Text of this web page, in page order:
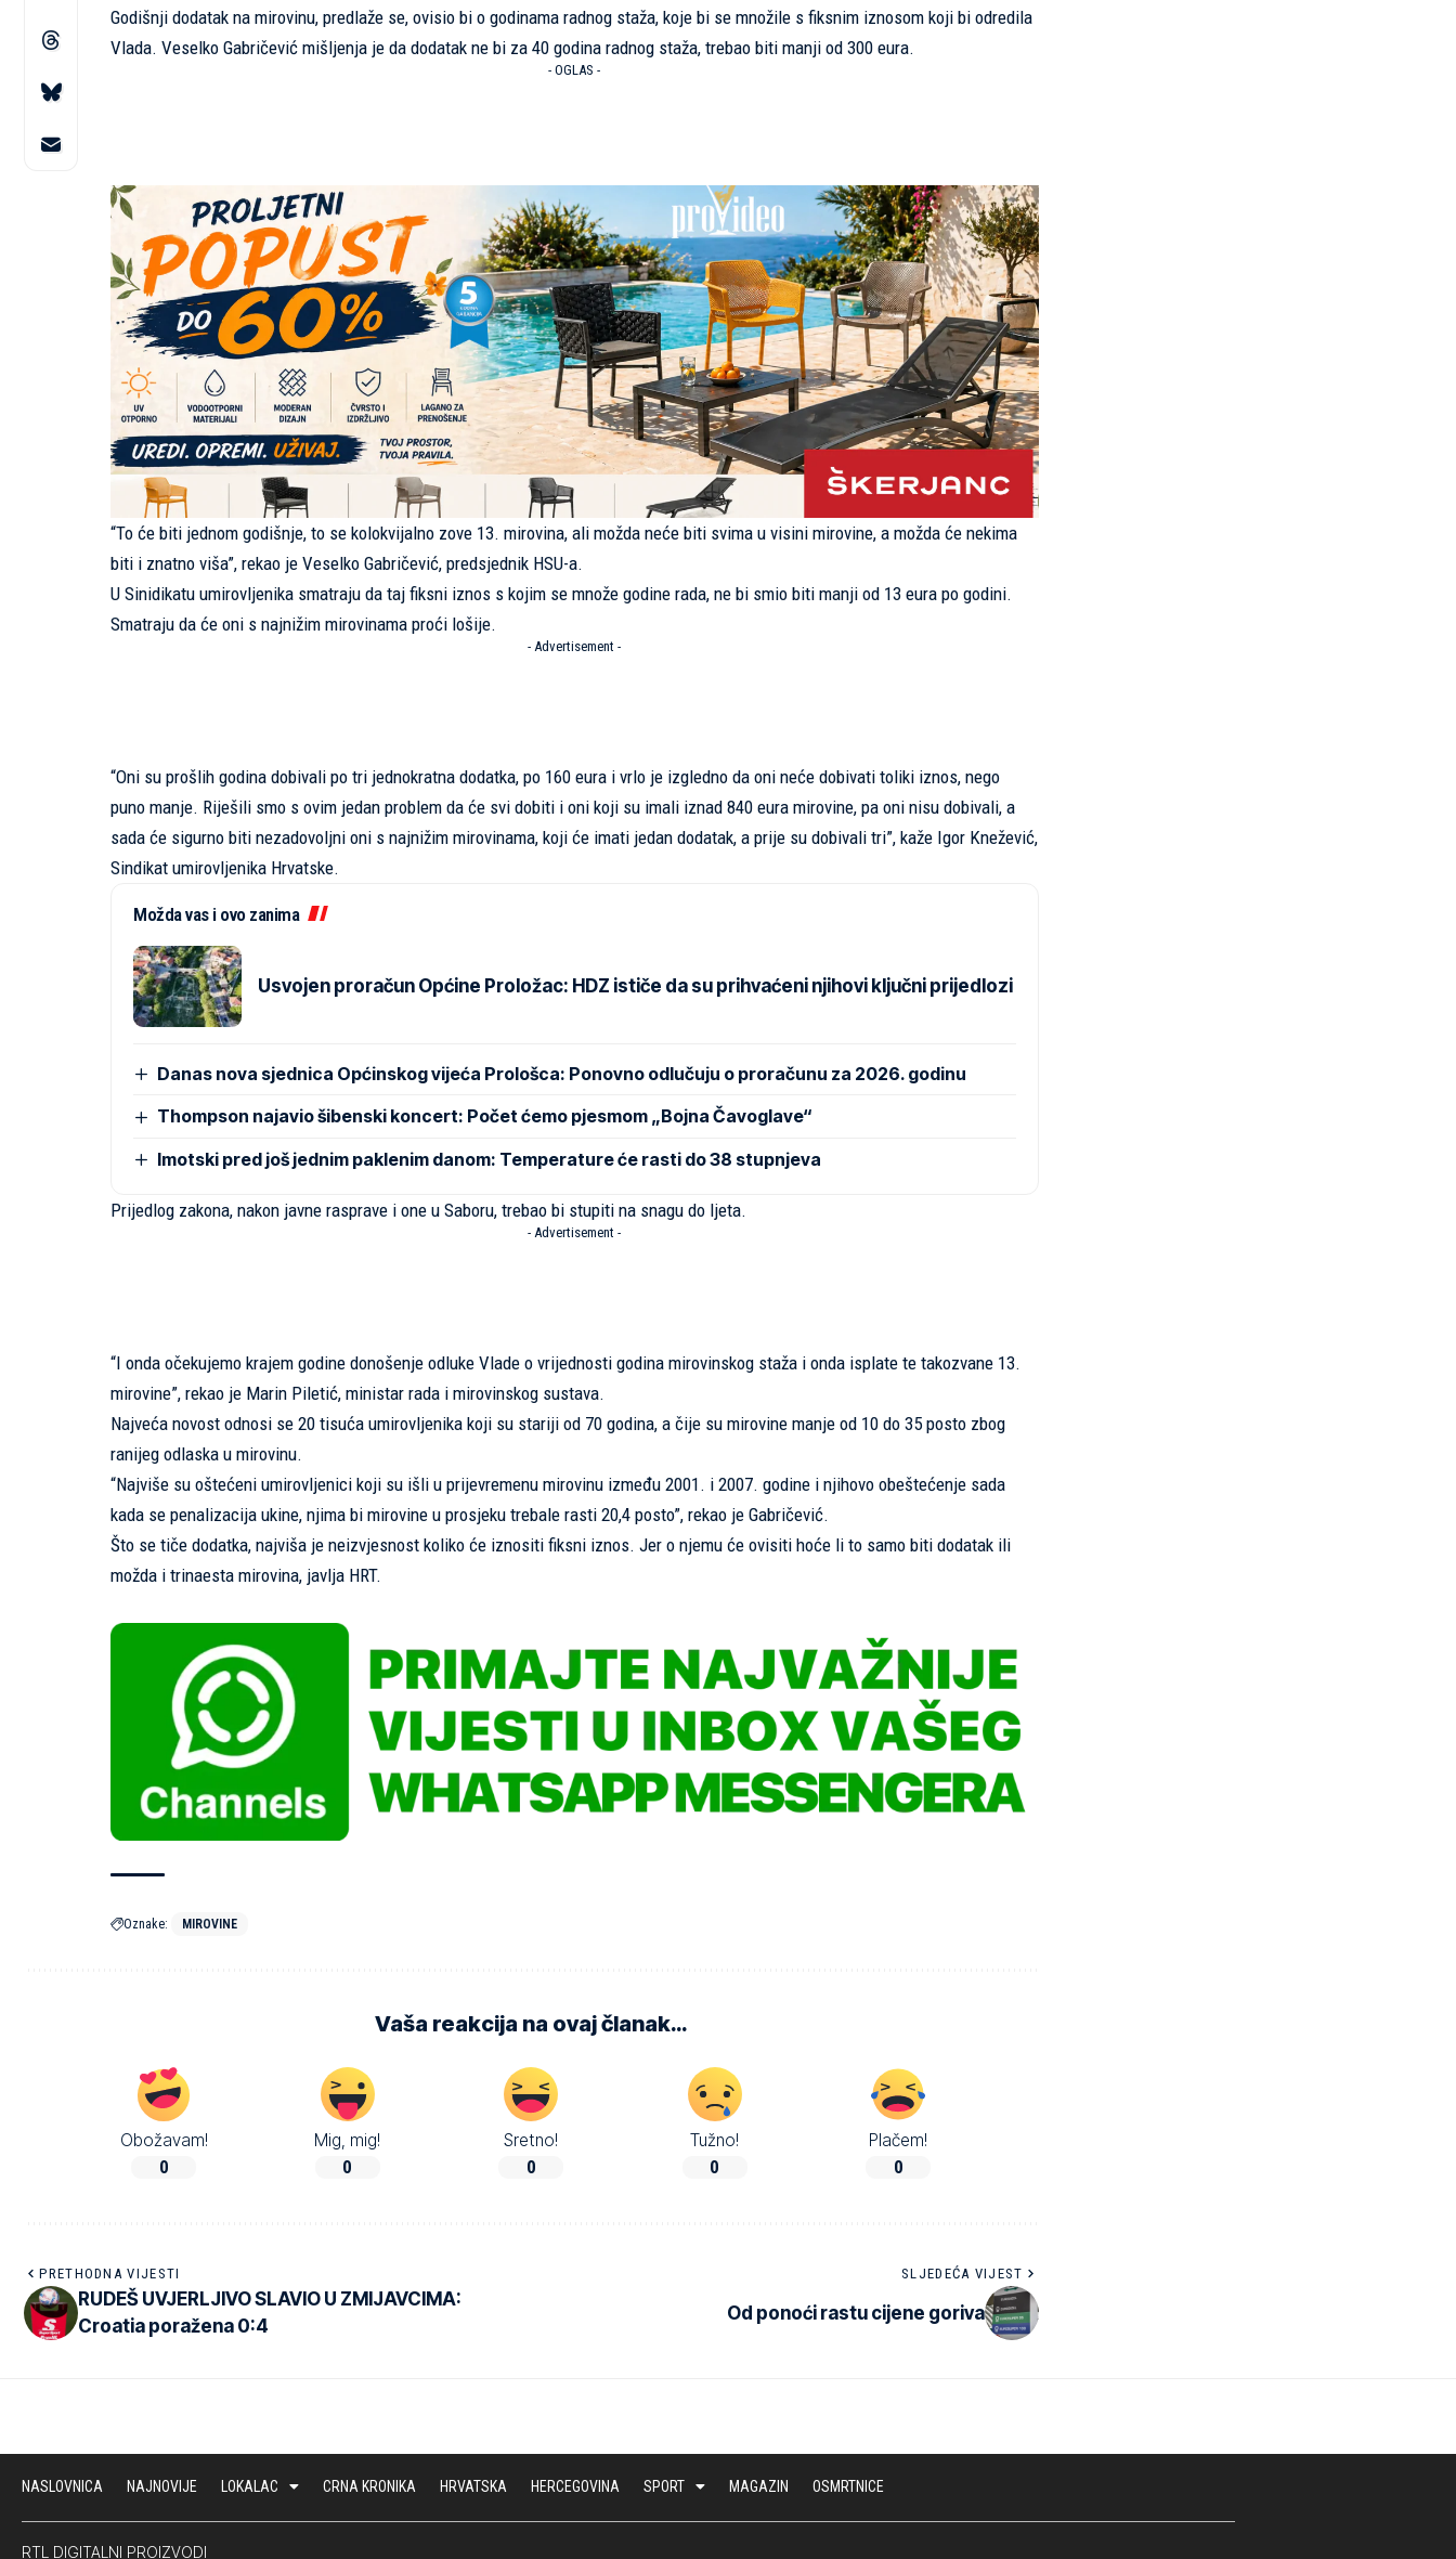
Godišnji dodatak na mirovinu, predlaže se, ovisio bi o godinama radnog staža, koje bi se množile s fiksnim iznosom koji bi odredila
Vlada. Veselko Gabričević mišljenja je da dodatak ne bi za 40 godina radnog staža, trebao biti manji od 300 eura.
- OGLAS -
“To će biti jednom godišnje, to se kolokvijalno zove 13. mirovina, ali možda neće biti svima u visini mirovine, a možda će nekima
biti i znatno viša”, rekao je Veselko Gabričević, predsjednik HSU-a.
U Sinidikatu umirovljenika smatraju da taj fiksni iznos s kojim se množe godine rada, ne bi smio biti manji od 13 eura po godini.
Smatraju da će oni s najnižim mirovinama proći lošije.
- Advertisement -
“Oni su prošlih godina dobivali po tri jednokratna dodatka, po 160 eura i vrlo je izgledno da oni neće dobivati toliki iznos, nego
puno manje. Riješili smo s ovim jedan problem da će svi dobiti i oni koji su imali iznad 840 eura mirovine, pa oni nisu dobivali, a
sada će sigurno biti nezadovoljni oni s najnižim mirovinama, koji će imati jedan dodatak, a prije su dobivali tri”, kaže Igor Knežević,
Sindikat umirovljenika Hrvatske.
Možda vas i ovo zanima
Usvojen proračun Općine Proložac: HDZ ističe da su prihvaćeni njihovi ključni prijedlozi
Danas nova sjednica Općinskog vijeća Prološca: Ponovno odlučuju o proračunu za 2026. godinu
Thompson najavio šibenski koncert: Počet ćemo pjesmom „Bojna Čavoglave“
Imotski pred još jednim paklenim danom: Temperature će rasti do 38 stupnjeva
Prijedlog zakona, nakon javne rasprave i one u Saboru, trebao bi stupiti na snagu do ljeta.
- Advertisement -
“I onda očekujemo krajem godine donošenje odluke Vlade o vrijednosti godina mirovinskog staža i onda isplate te takozvane 13.
mirovine”, rekao je Marin Piletić, ministar rada i mirovinskog sustava.
Najveća novost odnosi se 20 tisuća umirovljenika koji su stariji od 70 godina, a čije su mirovine manje od 10 do 35 posto zbog
ranijeg odlaska u mirovinu.
“Najviše su oštećeni umirovljenici koji su išli u prijevremenu mirovinu između 2001. i 2007. godine i njihovo obeštećenje sada
kada se penalizacija ukine, njima bi mirovine u prosjeku trebale rasti 20,4 posto”, rekao je Gabričević.
Što se tiče dodatka, najviša je neizvjesnost koliko će iznositi fiksni iznos. Jer o njemu će ovisiti hoće li to samo biti dodatak ili
možda i trinaesta mirovina, javlja HRT.
Oznake: MIROVINE
Vaša reakcija na ovaj članak…
Obožavam!
0
Mig, mig!
0
Sretno!
0
Tužno!
0
Plačem!
0
PRETHODNA VIJESTI
RUDEŠ UVJERLJIVO SLAVIO U ZMIJAVCIMA:
Croatia poražena 0:4
SLJEDEĆA VIJEST
Od ponoći rastu cijene goriva
NASLOVNICA NAJNOVIJE LOKALAC CRNA KRONIKA HRVATSKA HERCEGOVINA SPORT MAGAZIN OSMRTNICE
RTL DIGITALNI PROIZVODI